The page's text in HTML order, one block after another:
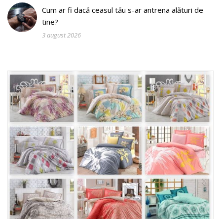
Cum ar fi dacă ceasul tău s-ar antrena alături de
tine?
3 august 2026